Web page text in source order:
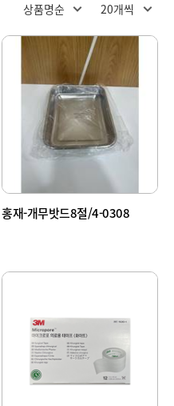
상품명순 20개씩
홍재-개무밧드8절/4-0308